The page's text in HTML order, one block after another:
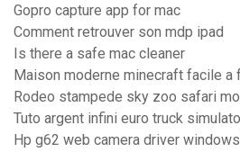
Gopro capture app for mac
Comment retrouver son mdp ipad
Is there a safe mac cleaner
Maison moderne minecraft facile a
Rodeo stampede sky zoo safari
Tuto argent infini euro truck
Hp g62 web camera driver